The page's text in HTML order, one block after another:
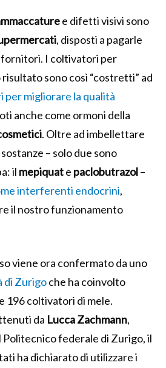
e difetti visivi sono
, disposti a pagarle
I coltivatori per
sono così “costretti” ad
migliorare la qualità
anche come ormoni della
. Oltre ad imbellettare
– solo due sono
il mepiquate paclobutrazol–
interferenti endocrini,
il nostro funzionamento
viene ora confermato da uno
di Zurigoche ha coinvolto
196 coltivatori di mele.
da LuccaZachmann,
federale di Zurigo, il
ha dichiarato di utilizzare i